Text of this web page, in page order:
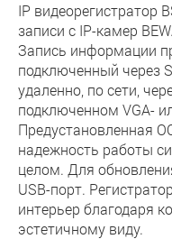
IP видеорегистратор
записи с IP-камер
Запись информации
подключенный через
удаленно, по сети,
подключенном VGA-
Предустановленная
надежность работы
целом. Для
USB-порт.
интерьер благодаря
эстетичному виду.